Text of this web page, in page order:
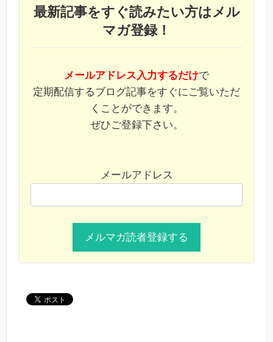
最新記事をすぐ読みたい方はメル
マガ登録！
メールアドレス入力するだけで
定期配信するブログ記事をすぐにご覧いただ
くことができます。
ぜひご登録下さい。
メールアドレス